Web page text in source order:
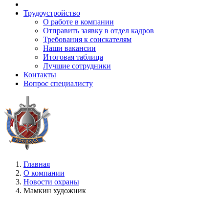
Трудоустройство
О работе в компании
Отправить заявку в отдел кадров
Требования к соискателям
Наши вакансии
Итоговая таблица
Лучшие сотрудники
Контакты
Вопрос специалисту
Главная
О компании
Новости охраны
Мамкин художник